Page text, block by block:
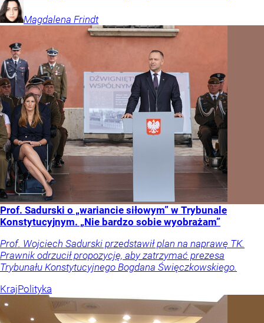
Magdalena Frindt
Prof. Sadurski o „wariancie siłowym” w Trybunale
Konstytucyjnym. „Nie bardzo sobie wyobrażam”
Prof. Wojciech Sadurski przedstawił plan na naprawę TK.
Prawnik odrzucił propozycję, aby zatrzymać prezesa
Trybunału Konstytucyjnego Bogdana Święczkowskiego.
KrajPolityka